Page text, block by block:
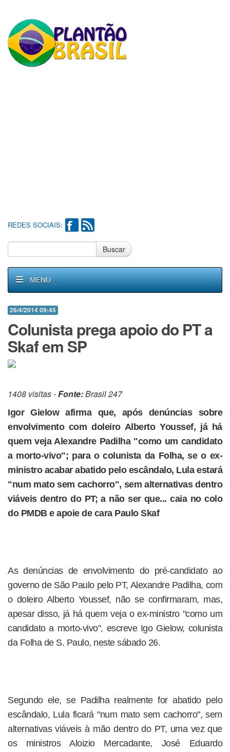
REDES SOCIAIS:
Buscar
MENU
26/4/2014 09:45
Colunista prega apoio do PT a
Skaf em SP
1408 visitas -Fonte:Brasil 247
Igor Gielow afirma que, após denúncias sobre
envolvimento com doleiro Alberto Youssef, já há
quem veja Alexandre Padilha "como um candidato
a morto-vivo"; para o colunista da Folha, se o ex-
ministro acabar abatido pelo escândalo, Lula estará
"num mato sem cachorro", sem alternativas dentro
viáveis dentro do PT; a não ser que... caia no colo
do PMDB e apoie de cara Paulo Skaf
As denúncias de envolvimento do pré-candidato ao
governo de São Paulo pelo PT, Alexandre Padilha, com
o doleiro Alberto Youssef, não se confirmaram, mas,
apesar disso, já há quem veja o ex-ministro "como um
candidato a morto-vivo", escreve Igo Gielow, colunista
da Folha de S. Paulo, neste sábado 26.
Segundo ele, se Padilha realmente for abatido pelo
escândalo, Lula ficará "num mato sem cachorro", sem
alternativas viáveis à mão dentro do PT, uma vez que
os ministros Aloizio Mercadante, José Eduardo